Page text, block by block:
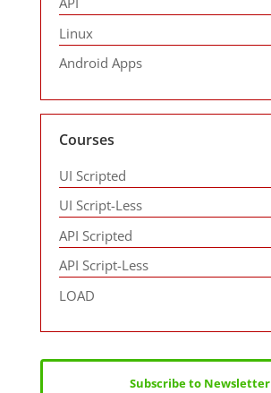
Linux
Android Apps
Courses
UI Scripted
UI Script-Less
API Scripted
API Script-Less
LOAD
Subscribe to Newsletter